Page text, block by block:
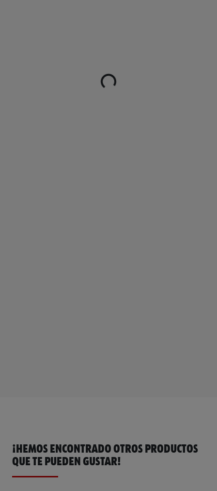
¡HEMOS ENCONTRADO OTROS PRODUCTOS
QUE TE PUEDEN GUSTAR!